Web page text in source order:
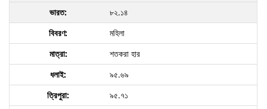
৮২.১৪
মহিলা
শতকরা হার
৯৫.৬৯
৯৫.৭১